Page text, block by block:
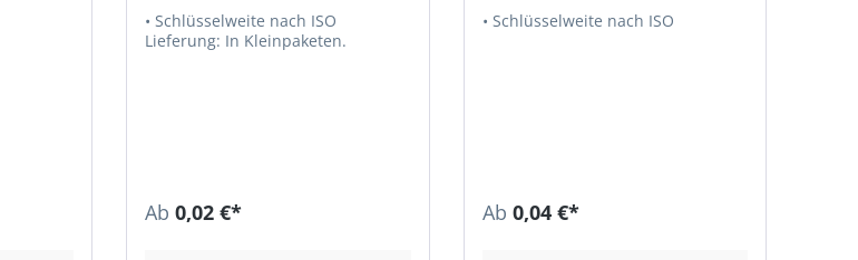
• Schlüsselweite nach ISO
Lieferung: In Kleinpaketen.
Ab 0,02 €*
• Schlüsselweite nach ISO
Ab 0,04 €*